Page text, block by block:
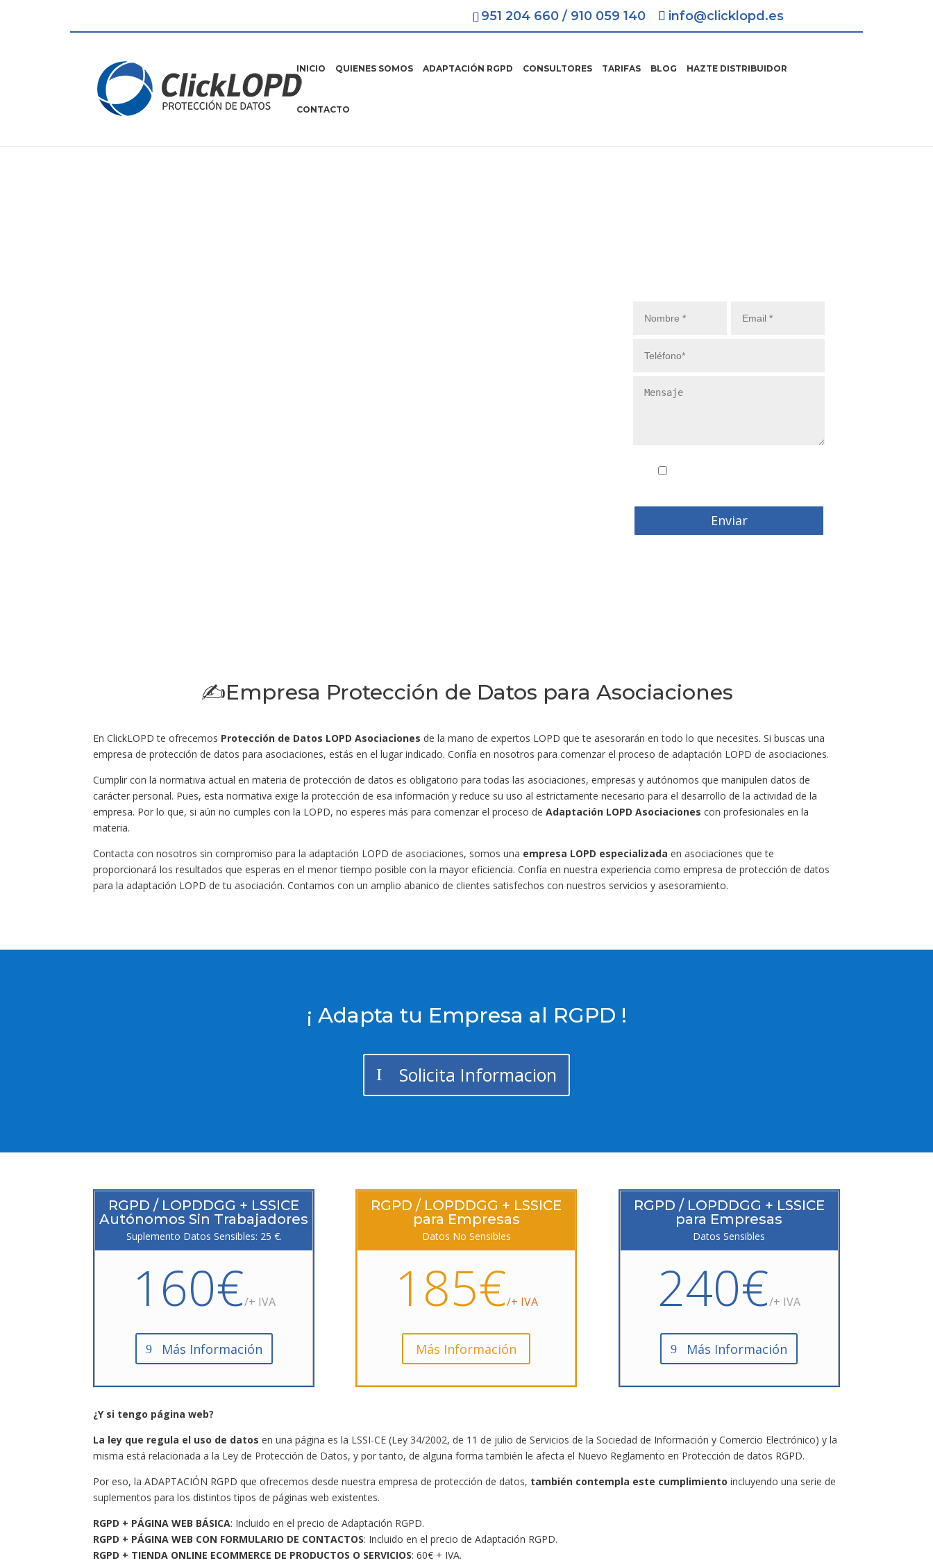
951 204 660/ 910 059 140 info@clicklopd.es
INICIO QUIENES SOMOS ADAPTACIÓN RGPD CONSULTORES TARIFAS BLOG HAZTE DISTRIBUIDOR
CONTACTO
Enviar
✍Empresa Protección de Datos para Asociaciones
En ClickLOPD te ofrecemos Protección de Datos LOPD Asociaciones de la mano de expertos LOPD que te asesorarán en todo lo que necesites. Si buscas una
empresa de protección de datos para asociaciones, estás en el lugar indicado. Confía en nosotros para comenzar el proceso de adaptación LOPD de asociaciones.
Cumplir con la normativa actual en materia de protección de datos es obligatorio para todas las asociaciones, empresas y autónomos que manipulen datos de
carácter personal. Pues, esta normativa exige la protección de esa información y reduce su uso al estrictamente necesario para el desarrollo de la actividad de la
empresa. Por lo que, si aún no cumples con la LOPD, no esperes más para comenzar el proceso deAdaptación LOPD Asociaciones con profesionales en la
materia.
Contacta con nosotros sin compromiso para la adaptación LOPD de asociaciones, somos una empresa LOPD especializada en asociaciones que te
proporcionará los resultados que esperas en el menor tiempo posible con la mayor eficiencia. Confía en nuestra experiencia como empresa de protección de datos
para la adaptación LOPD de tu asociación. Contamos con un amplio abanico de clientes satisfechos con nuestros servicios y asesoramiento.
¡ Adapta tu Empresa al RGPD !
Solicita Informacion
RGPD / LOPDDGG + LSSICE
Autónomos Sin Trabajadores
Suplemento Datos Sensibles: 25 €.
160€/+ IVA
Más Información
RGPD / LOPDDGG + LSSICE
para Empresas
Datos No Sensibles
185€/+ IVA
Más Información
RGPD / LOPDDGG + LSSICE
para Empresas
Datos Sensibles
240€/+ IVA
Más Información
¿Y si tengo página web?
La ley que regula el uso de datos en una página es la LSSI-CE (Ley 34/2002, de 11 de julio de Servicios de la Sociedad de Información y Comercio Electrónico) y la
misma está relacionada a la Ley de Protección de Datos, y por tanto, de alguna forma también le afecta el Nuevo Reglamento en Protección de datos RGPD.
Por eso, la ADAPTACIÓN RGPD que ofrecemos desde nuestra empresa de protección de datos, también contempla este cumplimiento incluyendo una serie de
suplementos para los distintos tipos de páginas web existentes.
RGPD + PÁGINA WEB BÁSICA: Incluido en el precio de Adaptación RGPD.
RGPD + PÁGINA WEB CON FORMULARIO DE CONTACTOS: Incluido en el precio de Adaptación RGPD.
RGPD + TIENDA ONLINE ECOMMERCE DE PRODUCTOS O SERVICIOS: 60€ + IVA.